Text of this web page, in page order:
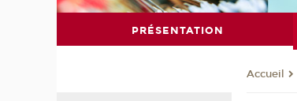
PRÉSENTATION
Accueil